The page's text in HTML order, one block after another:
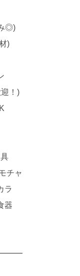
◎)
)
！)
チャ
ラ
器